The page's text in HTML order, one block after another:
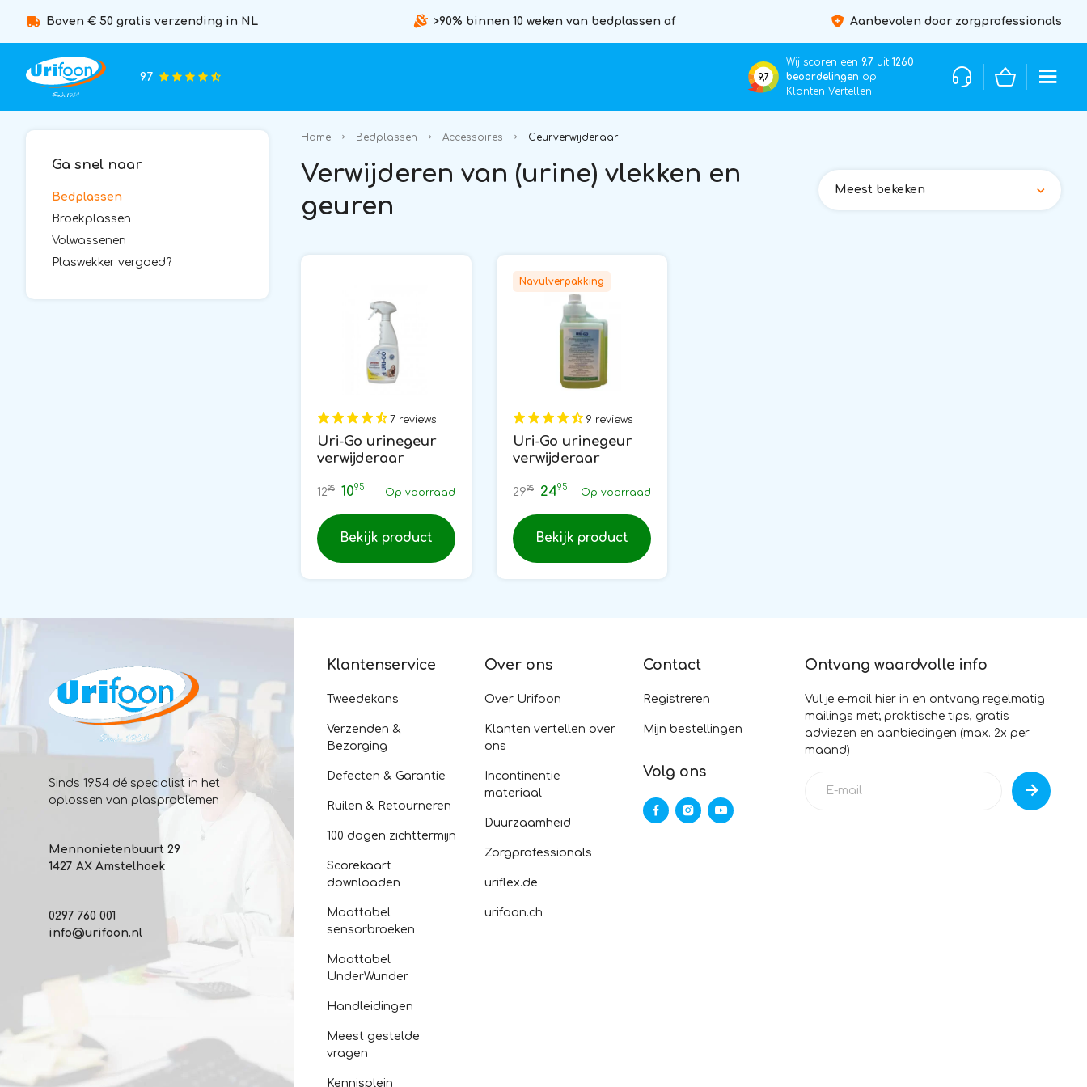
Boven € 50 gratis verzending in NL >90% binnen 10 weken van bedplassen af Aanbevolen door zorgprofessionals
9.7 9,7
Wij scoren een 9.7 uit 1260
beoordelingen op
Klanten Vertellen.
Ga snel naar
Bedplassen
Broekplassen
Volwassenen
Plaswekker vergoed?
Home Bedplassen Accessoires Geurverwijderaar
Verwijderen van (urine) vlekken en
geuren
Meest bekeken
7 reviews
Uri-Go urinegeur
verwijderaar
1295 1095 Op voorraad
Bekijk product
Navulverpakking
9 reviews
Uri-Go urinegeur
verwijderaar
2995 2495 Op voorraad
Bekijk product
Sinds 1954 dé specialist in het
oplossen van plasproblemen
Mennonietenbuurt 29
1427 AX Amstelhoek
0297 760 001
info@urifoon.nl
Klantenservice
Tweedekans
Verzenden &
Bezorging
Defecten & Garantie
Ruilen & Retourneren
100 dagen zichttermijn
Scorekaart
downloaden
Maattabel
sensorbroeken
Maattabel
UnderWunder
Handleidingen
Meest gestelde
vragen
Kennisplein
Over ons
Over Urifoon
Klanten vertellen over
ons
Incontinentie
materiaal
Duurzaamheid
Zorgprofessionals
uriflex.de
urifoon.ch
Contact
Registreren
Mijn bestellingen
Volg ons
Ontvang waardvolle info
Vul je e-mail hier in en ontvang regelmatig
mailings met; praktische tips, gratis
adviezen en aanbiedingen (max. 2x per
maand)